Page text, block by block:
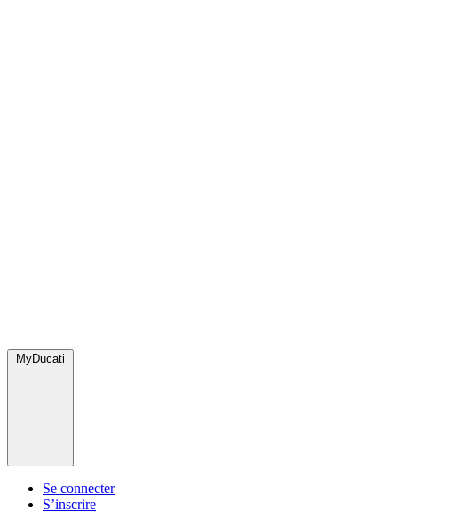
MyDucati
Se connecter
S’inscrire